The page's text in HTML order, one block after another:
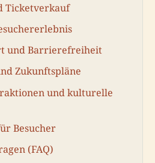
Ticketverkauf
und Barrierefreiheit
Zukunftspläne
und kulturelle
Besucher
(FAQ)